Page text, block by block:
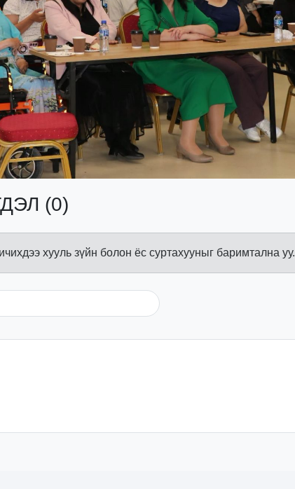
(0)
хууль зүйн болон ёс суртахууныг баримтална уу.